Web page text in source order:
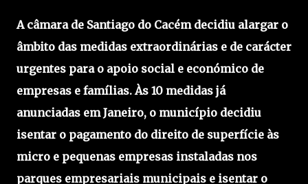
A câmara de Santiago do Cacém decidiu alargar o
âmbito das medidas extraordinárias e de carácter
urgentes para o apoio social e económico de
empresas e famílias. Às 10 medidas já
anunciadas em Janeiro, o município decidiu
isentar o pagamento do direito de superfície às
micro e pequenas empresas instaladas nos
parques empresariais municipais e isentar o